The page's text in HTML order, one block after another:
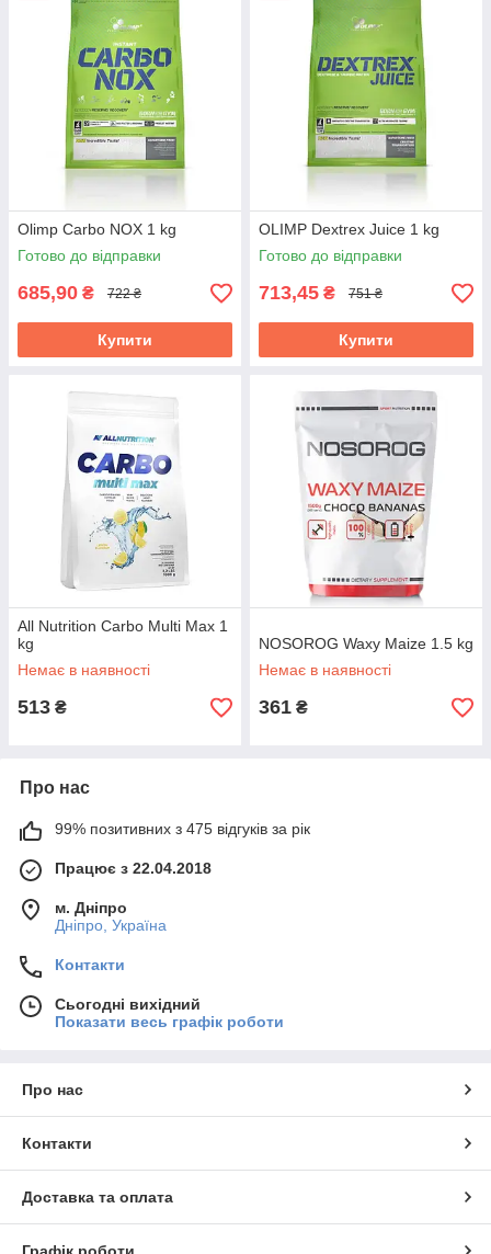
Olimp Carbo NOX 1 kg
Готово до відправки
685,90 ₴ 722 ₴
Купити
OLIMP Dextrex Juice 1 kg
Готово до відправки
713,45 ₴ 751 ₴
Купити
All Nutrition Carbo Multi Max 1
kg
Немає в наявності
513 ₴
NOSOROG Waxy Maize 1.5 kg
Немає в наявності
361 ₴
Про нас
99% позитивних з 475 відгуків за рік
Працює з 22.04.2018
м. Дніпро
Дніпро, Україна
Контакти
Сьогодні вихідний
Показати весь графік роботи
Про нас
Контакти
Доставка та оплата